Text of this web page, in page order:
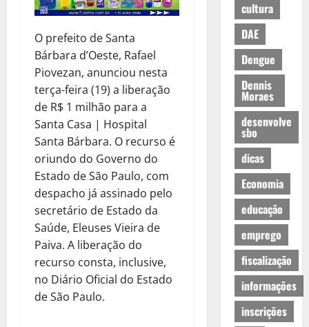
O prefeito de Santa
Bárbara d’Oeste, Rafael
Piovezan, anunciou nesta
terça-feira (19) a liberação
de R$ 1 milhão para a
Santa Casa | Hospital
Santa Bárbara. O recurso é
oriundo do Governo do
Estado de São Paulo, com
despacho já assinado pelo
secretário de Estado da
Saúde, Eleuses Vieira de
Paiva. A liberação do
recurso consta, inclusive,
no Diário Oficial do Estado
de São Paulo.
cultura
DAE
Dengue
Dennis
Moraes
desenvolve
sbo
dicas
Economia
educação
emprego
fiscalização
informações
inscrições